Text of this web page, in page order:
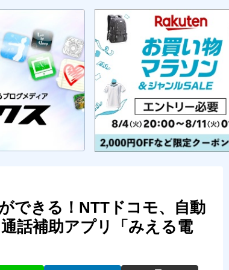
できる！NTTドコモ、自動
話補助アプリ「みえる電